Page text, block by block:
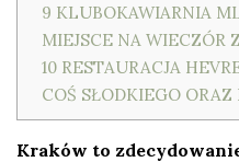
9 KLUBOKAWIARNIA
MIEJSCE NA WIECZÓR
10 RESTAURACJA
COŚ SŁODKIEGO ORAZ
Kraków to